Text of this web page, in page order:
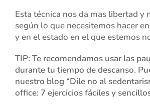
Esta técnica nos da mas libertad y
según lo que necesitemos hacer
y en el estado en el que estemos
TIP: Te recomendamos usar las
durante tu tiempo de descanso.
nuestro blog “Dile no al
office: 7 ejercicios fáciles y